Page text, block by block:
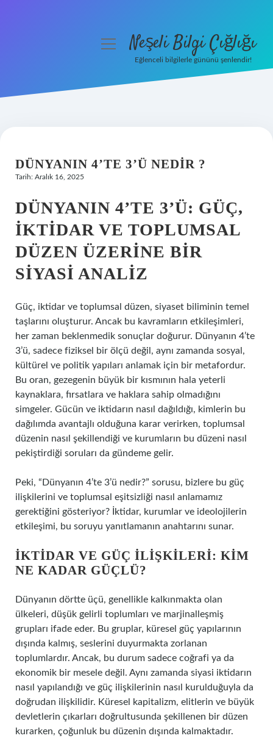
Hakkımızda
menüyüNeşeli Bilgi Çığlığı
Eğlenceli bilgilerle gününü şenlendir!
DÜNYANIN 4’TE 3’Ü NEDIR ?
Tarih: Aralık 16, 2025
DÜNYANIN 4’TE 3’Ü: GÜÇ,
İKTIDAR VE TOPLUMSAL
DÜZEN ÜZERINE BIR
SIYASI ANALIZ
Güç, iktidar ve toplumsal düzen, siyaset biliminin temel
taşlarını oluşturur. Ancak bu kavramların etkileşimleri,
her zaman beklenmedik sonuçlar doğurur. Dünyanın 4’te
3’ü, sadece fiziksel bir ölçü değil, aynı zamanda sosyal,
kültürel ve politik yapıları anlamak için bir metafordur.
Bu oran, gezegenin büyük bir kısmının hala yeterli
kaynaklara, fırsatlara ve haklara sahip olmadığını
simgeler. Gücün ve iktidarın nasıl dağıldığı, kimlerin bu
dağılımda avantajlı olduğuna karar verirken, toplumsal
düzenin nasıl şekillendiği ve kurumların bu düzeni nasıl
pekiştirdiği soruları da gündeme gelir.
Peki, “Dünyanın 4’te 3’ü nedir?” sorusu, bizlere bu güç
ilişkilerini ve toplumsal eşitsizliği nasıl anlamamız
gerektiğini gösteriyor? İktidar, kurumlar ve ideolojilerin
etkileşimi, bu soruyu yanıtlamanın anahtarını sunar.
İKTIDAR VE GÜÇ İLIŞKILERI: KIM
NE KADAR GÜÇLÜ?
Dünyanın dörtte üçü, genellikle kalkınmakta olan
ülkeleri, düşük gelirli toplumları ve marjinalleşmiş
grupları ifade eder. Bu gruplar, küresel güç yapılarının
dışında kalmış, seslerini duyurmakta zorlanan
toplumlardır. Ancak, bu durum sadece coğrafi ya da
ekonomik bir mesele değil. Aynı zamanda siyasi iktidarın
nasıl yapılandığı ve güç ilişkilerinin nasıl kurulduğuyla da
doğrudan ilişkilidir. Küresel kapitalizm, elitlerin ve büyük
devletlerin çıkarları doğrultusunda şekillenen bir düzen
kurarken, çoğunluk bu düzenin dışında kalmaktadır.